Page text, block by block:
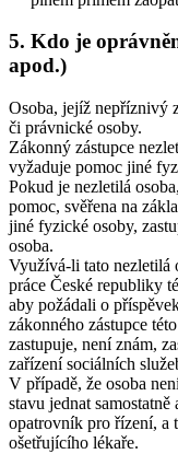
5. Kdo je
apod.)
Osoba, jejíž nepříznivý
či právnické osoby.
Zákonný zástupce
vyžaduje pomoc jiné
Pokud je nezletilá
pomoc, svěřena na
jiné fyzické osoby,
osoba.
Využívá-li tato nezletilá
práce České republiky
aby požádali o
zákonného zástupce
zastupuje, není znám,
zařízení sociálních
V případě, že osoba
stavu jednat samostatně
opatrovník pro řízení, a
ošetřujícího lékaře.